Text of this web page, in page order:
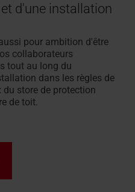
d'une installation
pour ambition d'être
collaborateurs
tout au long du
dans les règles de
store de protection
de toit.